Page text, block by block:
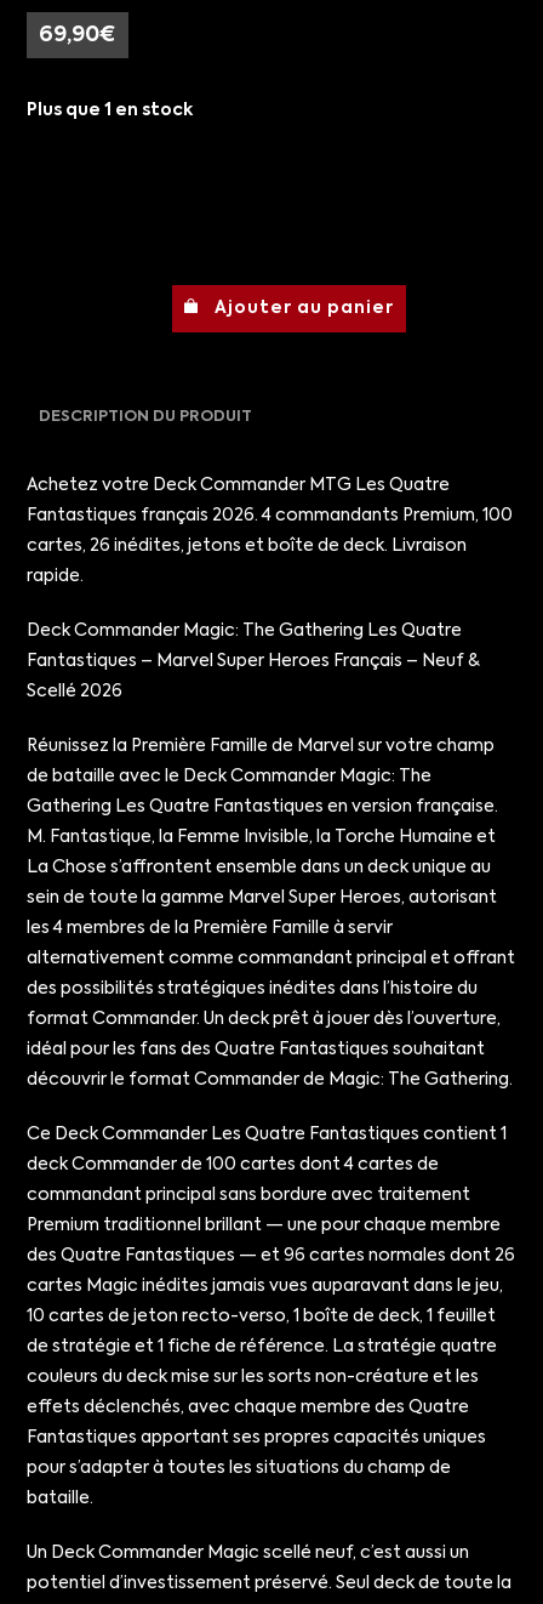
69,90€
Plus que 1 en stock
Ajouter au panier
DESCRIPTION DU PRODUIT
Achetez votre Deck Commander MTG Les Quatre
Fantastiques français 2026. 4 commandants Premium, 100
cartes, 26 inédites, jetons et boîte de deck. Livraison
rapide.
Deck Commander Magic: The Gathering Les Quatre
Fantastiques – Marvel Super Heroes Français – Neuf &
Scellé 2026
Réunissez la Première Famille de Marvel sur votre champ
de bataille avec le Deck Commander Magic: The
Gathering Les Quatre Fantastiques en version française.
M. Fantastique, la Femme Invisible, la Torche Humaine et
La Chose s’affrontent ensemble dans un deck unique au
sein de toute la gamme Marvel Super Heroes, autorisant
les 4 membres de la Première Famille à servir
alternativement comme commandant principal et offrant
des possibilités stratégiques inédites dans l’histoire du
format Commander. Un deck prêt à jouer dès l’ouverture,
idéal pour les fans des Quatre Fantastiques souhaitant
découvrir le format Commander de Magic: The Gathering.
Ce Deck Commander Les Quatre Fantastiques contient 1
deck Commander de 100 cartes dont 4 cartes de
commandant principal sans bordure avec traitement
Premium traditionnel brillant — une pour chaque membre
des Quatre Fantastiques — et 96 cartes normales dont 26
cartes Magic inédites jamais vues auparavant dans le jeu,
10 cartes de jeton recto-verso, 1 boîte de deck, 1 feuillet
de stratégie et 1 fiche de référence. La stratégie quatre
couleurs du deck mise sur les sorts non-créature et les
effets déclenchés, avec chaque membre des Quatre
Fantastiques apportant ses propres capacités uniques
pour s’adapter à toutes les situations du champ de
bataille.
Un Deck Commander Magic scellé neuf, c’est aussi un
potentiel d’investissement préservé. Seul deck de toute la